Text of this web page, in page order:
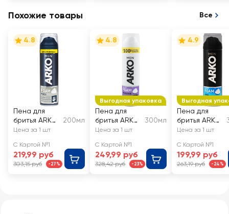
Похожие товары Все
4.8
Пена для
бритья ARKO
Men Force
200мл
Цена за 1 шт
С Картой №1
219,99 руб
303,15 руб -27%
Выгодная упаковка
4.8
Пена для
бритья ARKO
Men Sensitive
300мл
Цена за 1 шт
С Картой №1
249,99 руб
328,42 руб -23%
Выгодная
4.9
Пена для
бритья ARKO
Men Cool
Цена за 1 шт
С Картой №1
199,99 руб
263,19 руб -24%